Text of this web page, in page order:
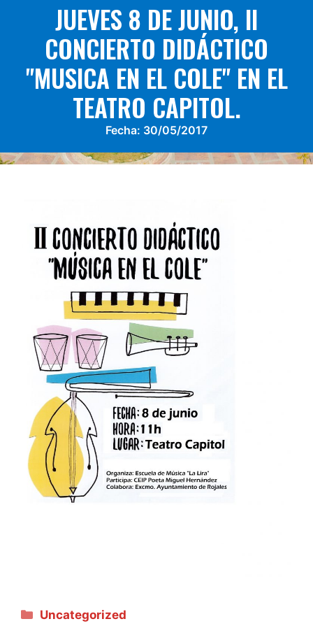
JUEVES 8 DE JUNIO, II
CONCIERTO DIDÁCTICO
"MUSICA EN EL COLE" EN EL
TEATRO CAPITOL.
Fecha: 30/05/2017
Categories
Uncategorized